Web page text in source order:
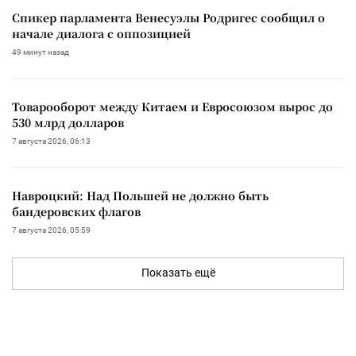
Спикер парламента Венесуэлы Родригес сообщил о
начале диалога с оппозицией
49 минут назад
Товарооборот между Китаем и Евросоюзом вырос до
530 млрд долларов
7 августа 2026, 06:13
Навроцкий: Над Польшей не должно быть
бандеровских флагов
7 августа 2026, 05:59
Показать ещё